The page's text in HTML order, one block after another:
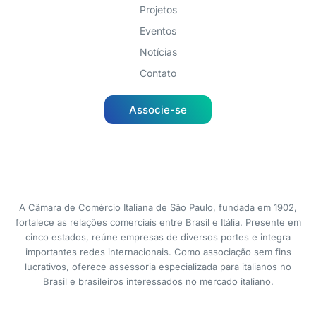
Projetos
Eventos
Notícias
Contato
Associe-se
A Câmara de Comércio Italiana de São Paulo, fundada em 1902,
fortalece as relações comerciais entre Brasil e Itália. Presente em
cinco estados, reúne empresas de diversos portes e integra
importantes redes internacionais. Como associação sem fins
lucrativos, oferece assessoria especializada para italianos no
Brasil e brasileiros interessados no mercado italiano.